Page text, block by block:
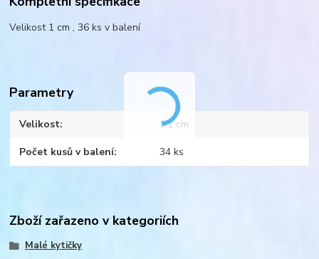
Velikost 1 cm , 36 ks v balení
Parametry
Velikost 1,1 cm
Počet kusů v balení 34 ks
Zboží zařazeno v kategoriích
Malé kytičky